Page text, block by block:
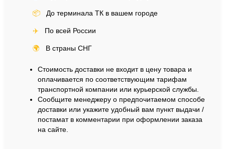
📦 До терминала ТК в вашем городе
✈️ По всей России
🌍 В страны СНГ
Стоимость доставки не входит в цену товара и
оплачивается по соответствующим тарифам
транспортной компании или курьерской службы.
Сообщите менеджеру о предпочитаемом способе
доставки или укажите удобный вам пункт выдачи /
постамат в комментарии при оформлении заказа
на сайте.